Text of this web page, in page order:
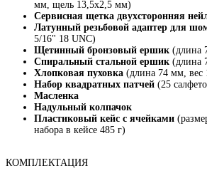
мм, щель 13,5х2,5 мм)
Сервисная щетка двухсторонняя
Латунный резьбовой адаптер для
5/16" 18 UNC)
Щетинный бронзовый ершик (длина
Спиральный стальной ершик (длина
Хлопковая пуховка (длина 74 мм, вес
Набор квадратных патчей (25
Масленка
Надульный колпачок
Пластиковый кейс с ячейками
набора в кейсе 485 г)
КОМПЛЕКТАЦИЯ